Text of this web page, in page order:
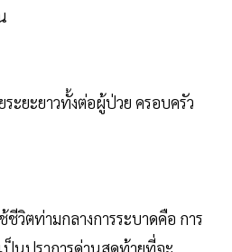
ระยะยาวทั้งต่อผู้ป่วย ครอบครัว
วิตท่ามกลางการระบาดคือ การ